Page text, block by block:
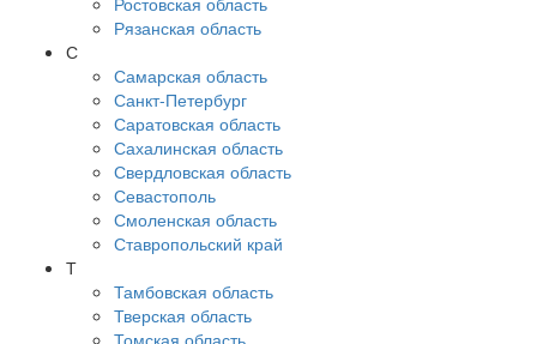
Рязанская область
С
Самарская область
Санкт-Петербург
Саратовская область
Сахалинская область
Свердловская область
Севастополь
Смоленская область
Ставропольский край
Т
Тамбовская область
Тверская область
Томская область